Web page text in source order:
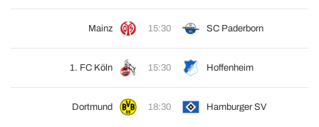
Mainz 15:30 SC Paderborn
1. FC Köln 15:30 Hoffenheim
Dortmund 18:30 Hamburger SV